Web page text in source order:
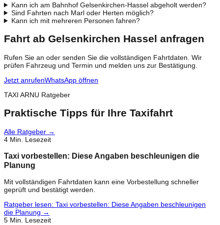
Kann ich am Bahnhof Gelsenkirchen-Hassel abgeholt werden?
Sind Fahrten nach Marl oder Herten möglich?
Kann ich mit mehreren Personen fahren?
Fahrt ab Gelsenkirchen Hassel anfragen
Rufen Sie an oder senden Sie die vollständigen Fahrtdaten. Wir
prüfen Fahrzeug und Termin und melden uns zur Bestätigung.
Jetzt anrufenWhatsApp öffnen
TAXI ARNU Ratgeber
Praktische Tipps für Ihre Taxifahrt
Alle Ratgeber →
4 Min. Lesezeit
Taxi vorbestellen: Diese Angaben beschleunigen die
Planung
Mit vollständigen Fahrtdaten kann eine Vorbestellung schneller
geprüft und bestätigt werden.
Ratgeber lesen: Taxi vorbestellen: Diese Angaben beschleunigen
die Planung →
5 Min. Lesezeit